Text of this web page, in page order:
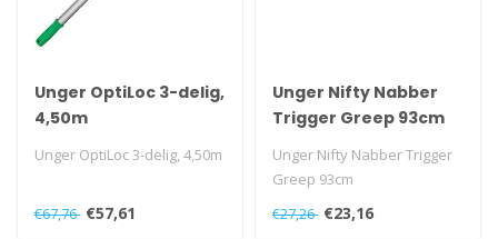
Unger OptiLoc 3-delig,
4,50m
Unger OptiLoc 3-delig, 4,50m
€67,76 €57,61
Unger Nifty Nabber
Trigger Greep 93cm
Unger Nifty Nabber Trigger
Greep 93cm
€27,26 €23,16